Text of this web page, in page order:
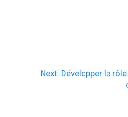
Next: Next
Développer le